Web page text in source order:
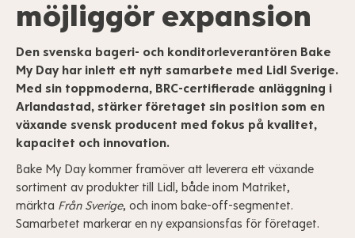
möjliggör expansion
Den svenska bageri- och konditorleverantören Bake
My Day har inlett ett nytt samarbete med
Lidl
Sverige.
Med sin toppmoderna, BRC-certifierade anläggning i
Arlandastad, stärker företaget sin position som en
växande svensk producent med fokus på kvalitet,
kapacitet och innovation.
Bake My Day kommer framöver att leverera ett växande
sortiment av produkter till
Lidl , både inom Matriket,
märkta Från Sverige, och inom bake-off-segmentet.
Samarbetet markerar en ny expansionsfas för företaget.